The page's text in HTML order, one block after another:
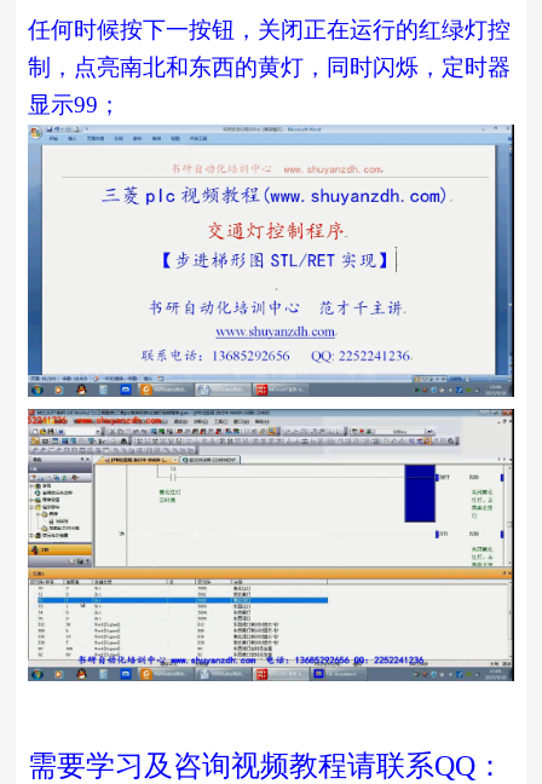
任何时候按下一按钮，关闭正在运行的红绿灯控
制，点亮南北和东西的黄灯，同时闪烁，定时器
显示99 ；
需要学习及咨询视频教程请联系QQ：